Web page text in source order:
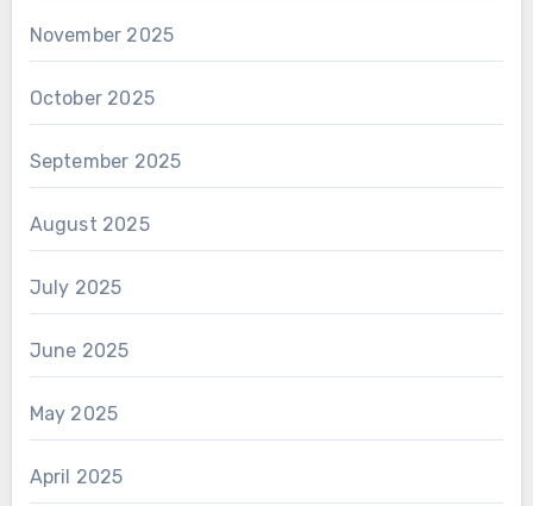
November 2025
October 2025
September 2025
August 2025
July 2025
June 2025
May 2025
April 2025